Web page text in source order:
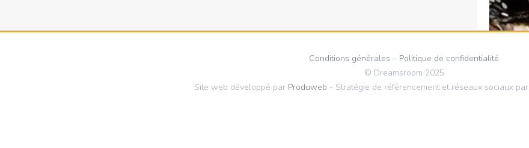
Conditions générales – Politique de confidentialité
© Dreamsroom 2025
Site web développé par Produweb - Stratégie de référencement et réseaux sociaux par